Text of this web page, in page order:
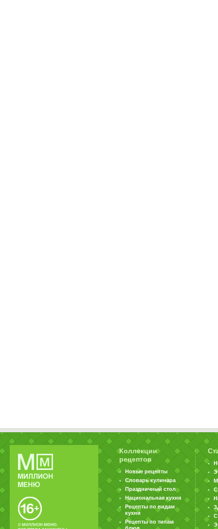
© МИЛЛИОН МЕНЮ.
Коллекции
рецептов
Новые рецепты
Словарь кулинара
Праздничный стол
Национальная кухня
Рецепты по видам
кухни
Рецепты по типам